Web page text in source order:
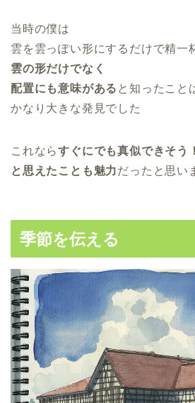
当時の僕は
雲を雲っぽい形にするだけで精一
雲の形だけでなく
配置にも意味がある と知ったこと
かなり大きな発見でした
これならすぐにでも真似できそう！
と思えたことも魅力だったと思い
季節を伝える